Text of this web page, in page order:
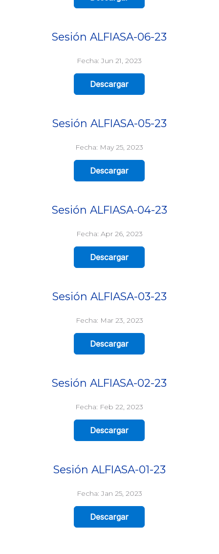
Sesión ALFIASA-06-23
Fecha: Jun 21, 2023
Descargar
Sesión ALFIASA-05-23
Fecha: May 25, 2023
Descargar
Sesión ALFIASA-04-23
Fecha: Apr 26, 2023
Descargar
Sesión ALFIASA-03-23
Fecha: Mar 23, 2023
Descargar
Sesión ALFIASA-02-23
Fecha: Feb 22, 2023
Descargar
Sesión ALFIASA-01-23
Fecha: Jan 25, 2023
Descargar